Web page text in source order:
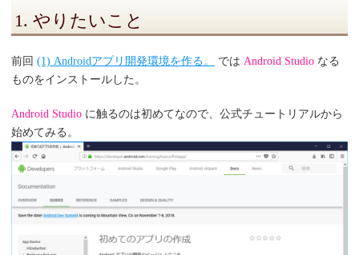
1. やりたいこと
前回 (1) Androidアプリ開発環境を作る。 では Android Studio なる
ものをインストールした。
Android Studio に触るのは初めてなので、公式チュートリアルから
始めてみる。